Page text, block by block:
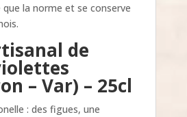
la norme et se conserve
de
– Var) – 25cl
: des figues, une